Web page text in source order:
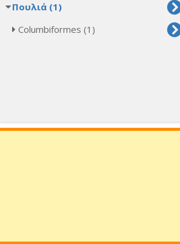
Πουλιά (1)
Columbiformes (1)